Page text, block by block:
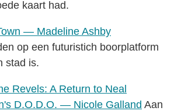
kaart had.
— Madeline Ashby
op een futuristich boorplatform
stad is.
Revels: A Return to Neal
D.O.D.O. — Nicole Galland Aan